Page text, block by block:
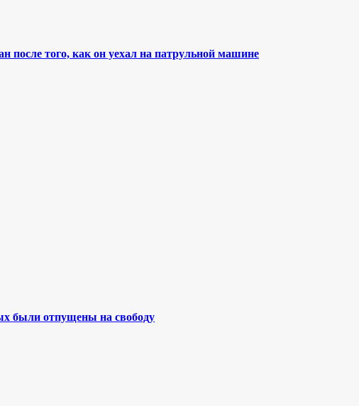
того, как он уехал на патрульной машине
были отпущены на свободу